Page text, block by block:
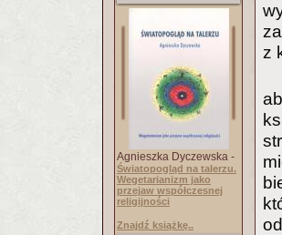
Agnieszka Dyczewska -
Światopogląd na talerzu.
Wegetarianizm jako
przejaw współczesnej
religijności
Znajdź książkę..
z